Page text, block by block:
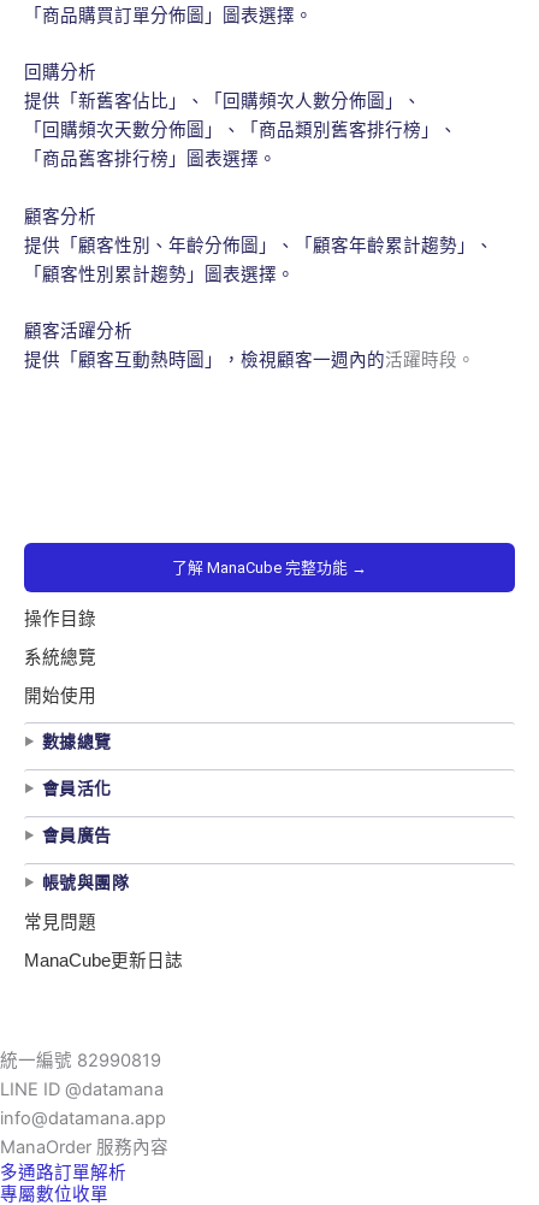
了解 ManaCube 完整功能 →
操作目錄
系統總覽
開始使用
數據總覽
會員活化
會員廣告
帳號與團隊
常見問題
ManaCube更新日誌
「商品購買訂單分佈圖」圖表選擇。
回購分析
提供「新舊客佔比」、「回購頻次人數分佈圖」、
「回購頻次天數分佈圖」、「商品類別舊客排行榜」、
「商品舊客排行榜」圖表選擇。
顧客分析
提供「顧客性別、年齡分佈圖」、「顧客年齡累計趨勢」、
「顧客性別累計趨勢」圖表選擇。
顧客活躍分析
提供「顧客互動熱時圖」，檢視顧客一週內的活躍時段。
統一編號 82990819
LINE ID @datamana
info@datamana.app
ManaOrder 服務內容
多通路訂單解析
專屬數位收單